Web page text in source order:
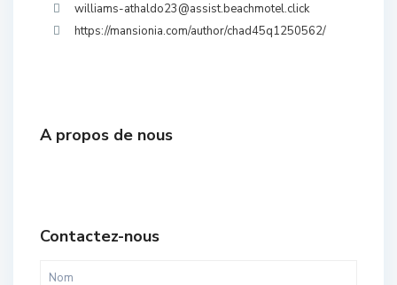
williams-athaldo23@assist.beachmotel.click
https://mansionia.com/author/chad45q1250562/
A propos de nous
Contactez-nous